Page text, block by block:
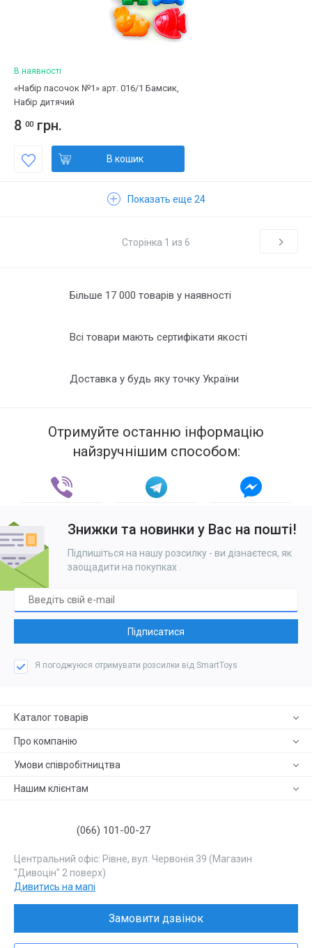
В наявності
«Набір пасочок №1» арт. 016/1 Бамсик,
Набір дитячий
8 00 грн.
В кошик
Показать еще 24
Сторінка 1 из 6
Більше 17 000 товарів у наявності
Всі товари мають сертифікати якості
Доставка у будь яку точку України
Отримуйте останню інформацію
найзручнішим способом:
Знижки та новинки у Вас на пошті!
Підпишіться на нашу розсилку - ви дізнаєтеся, як
заощадити на покупках
Підписатися
Я погоджуюся отримувати розсилки від SmartToys
Каталог товарів
Про компанію
Умови співробітництва
Нашим клієнтам
(066) 101-00-27
Центральний офіс: Рівне, вул. Червонія 39 (Магазин
"Дивоцін" 2 поверх)
Дивитись на мапі
Замовити дзвінок